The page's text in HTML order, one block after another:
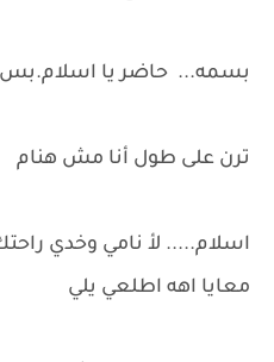
بسمه... حاضر يا اسلام.بس
ترن على طول أنا مش هنام
اسلام..... لأ نامي وخدي
معايا اهه اطلعي يلي